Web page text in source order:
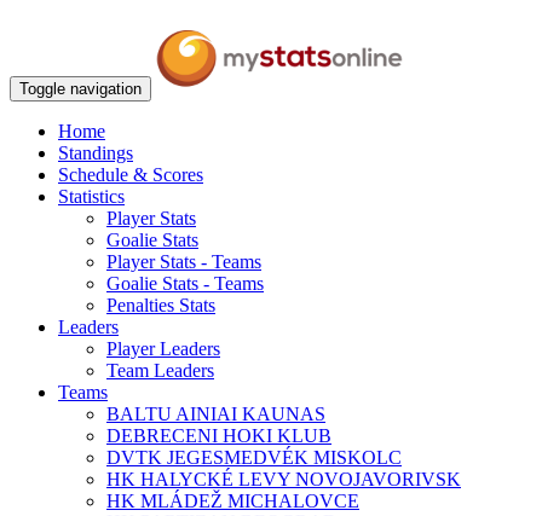
Toggle navigation
Home
Standings
Schedule & Scores
Statistics
Player Stats
Goalie Stats
Player Stats - Teams
Goalie Stats - Teams
Penalties Stats
Leaders
Player Leaders
Team Leaders
Teams
BALTU AINIAI KAUNAS
DEBRECENI HOKI KLUB
DVTK JEGESMEDVÉK MISKOLC
HK HALYCKÉ LEVY NOVOJAVORIVSK
HK MLÁDEŽ MICHALOVCE